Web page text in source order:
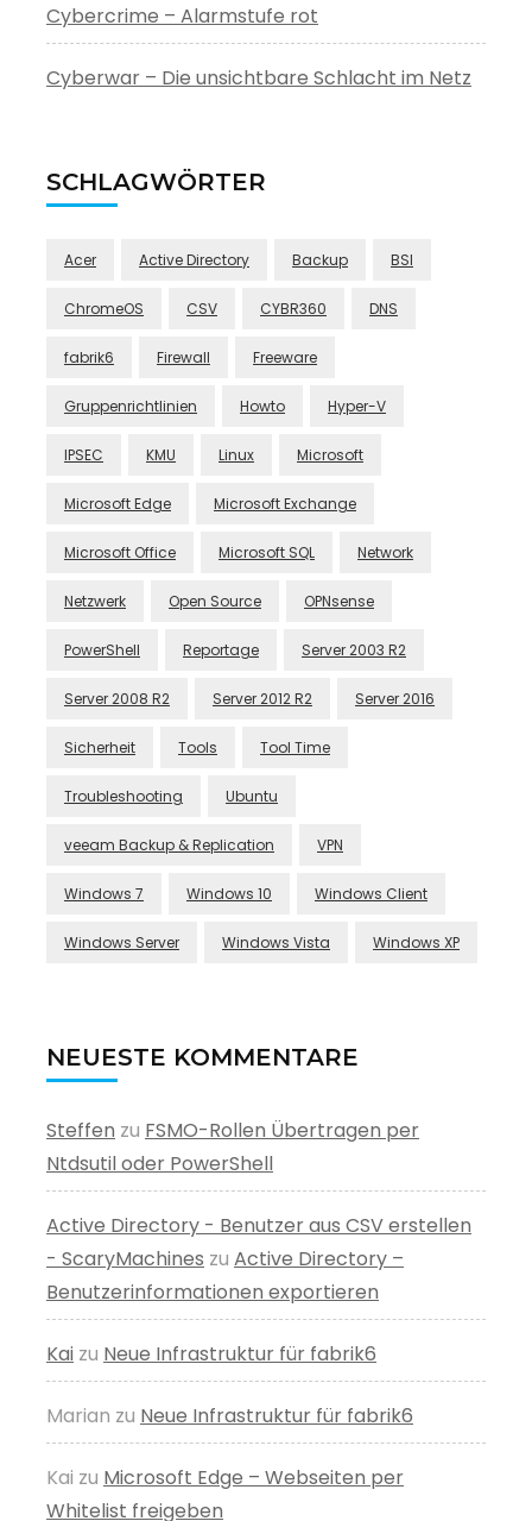
Cybercrime – Alarmstufe rot
Cyberwar – Die unsichtbare Schlacht im Netz
SCHLAGWÖRTER
Acer Active Directory Backup BSI
ChromeOS CSV CYBR360 DNS
fabrik6 Firewall Freeware
Gruppenrichtlinien Howto Hyper-V
IPSEC KMU Linux Microsoft
Microsoft Edge Microsoft Exchange
Microsoft Office Microsoft SQL Network
Netzwerk Open Source OPNsense
PowerShell Reportage Server 2003 R2
Server 2008 R2 Server 2012 R2 Server 2016
Sicherheit Tools Tool Time
Troubleshooting Ubuntu
veeam Backup & Replication VPN
Windows 7 Windows 10 Windows Client
Windows Server Windows Vista Windows XP
NEUESTE KOMMENTARE
Steffen zu FSMO-Rollen Übertragen per
Ntdsutil oder PowerShell
Active Directory - Benutzer aus CSV erstellen
- ScaryMachines zu Active Directory –
Benutzerinformationen exportieren
Kai zu Neue Infrastruktur für fabrik6
Marian zu Neue Infrastruktur für fabrik6
Kai zu Microsoft Edge – Webseiten per
Whitelist freigeben